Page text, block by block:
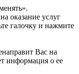
оказание услуг
галочку и нажмите
Вас на
информация о ее